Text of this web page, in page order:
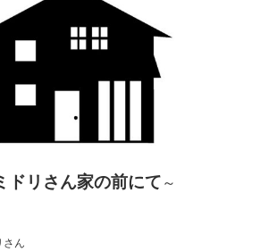
ドリさん家の前にて ～
さん